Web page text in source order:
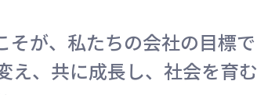
そが、私たちの会社の目標で
え、共に成長し、社会を育む